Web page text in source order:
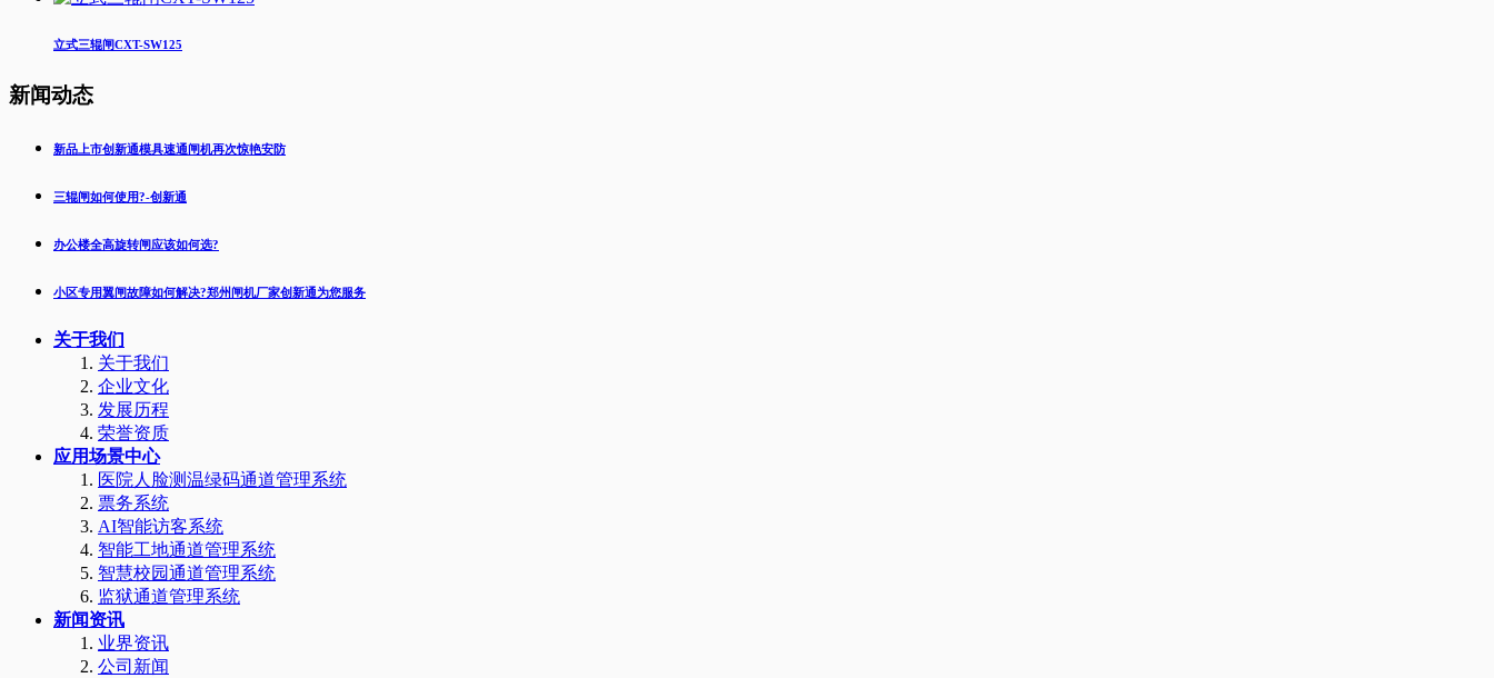
立式三辊闸CXT-SW125
新闻动态
新品上市创新通模具速通闸机再次惊艳安防
三辊闸如何使用?-创新通
办公楼全高旋转闸应该如何选?
小区专用翼闸故障如何解决?郑州闸机厂家创新通为您服务
关于我们
关于我们
企业文化
发展历程
荣誉资质
应用场景中心
医院人脸测温绿码通道管理系统
票务系统
AI智能访客系统
智能工地通道管理系统
智慧校园通道管理系统
监狱通道管理系统
新闻资讯
业界资讯
公司新闻